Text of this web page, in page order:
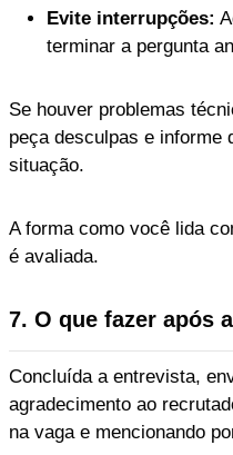
Evite interrupções:
terminar a pergunta
Se houver problemas
peça desculpas e informe
situação.
A forma como você lida
é avaliada.
7. O que fazer após
Concluída a entrevista,
agradecimento ao
na vaga e mencionando